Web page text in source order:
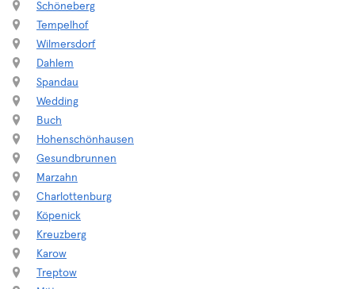
Schöneberg
Tempelhof
Wilmersdorf
Dahlem
Spandau
Wedding
Buch
Hohenschönhausen
Gesundbrunnen
Marzahn
Charlottenburg
Köpenick
Kreuzberg
Karow
Treptow